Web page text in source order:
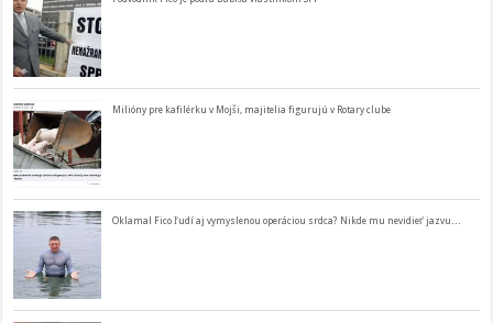
Milióny pre kafilérku v Mojši, majitelia figurujú v Rotary clube
Oklamal Fico ľudí aj vymyslenou operáciou srdca? Nikde mu nevidieť jazvu…